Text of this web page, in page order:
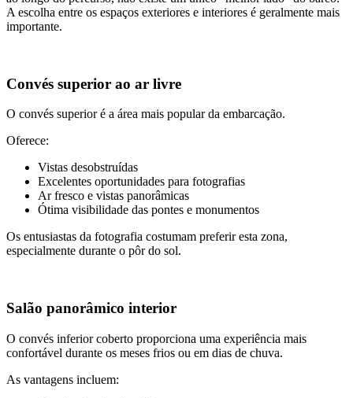
A escolha entre os espaços exteriores e interiores é geralmente mais
importante.
Convés superior ao ar livre
O convés superior é a área mais popular da embarcação.
Oferece:
Vistas desobstruídas
Excelentes oportunidades para fotografias
Ar fresco e vistas panorâmicas
Ótima visibilidade das pontes e monumentos
Os entusiastas da fotografia costumam preferir esta zona,
especialmente durante o pôr do sol.
Salão panorâmico interior
O convés inferior coberto proporciona uma experiência mais
confortável durante os meses frios ou em dias de chuva.
As vantagens incluem: